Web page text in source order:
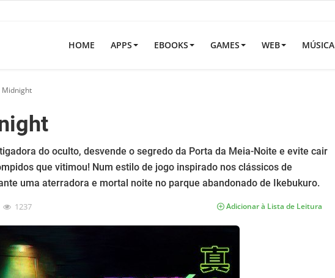
HOME APPS EBOOKS GAMES WEB MÚSICA
Midnight
do oculto, desvende o segredo da Porta da Meia-Noite e evite cair
que vitimou! Num estilo de jogo inspirado nos clássicos de
uma aterradora e mortal noite no parque abandonado de Ikebukuro.
1237 Adicionar à Lista de Leitura